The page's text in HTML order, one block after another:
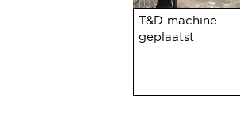
T&D machine
geplaatst